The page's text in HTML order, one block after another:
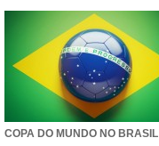
COPA DO MUNDO NO BRASIL